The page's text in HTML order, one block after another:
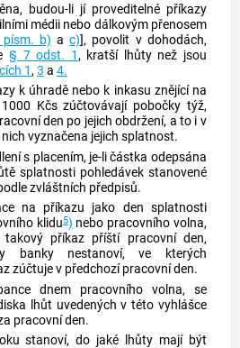
budou-li jí proveditelné příkazy
médii nebo dálkovým přenosem
b) ac)], povolit v dohodách,
§ 7 odst. 1, kratší lhůty než jsou
1,3 a 4.
k úhradě nebo k inkasu znějící na
Kčs zúčtovávají pobočky týž,
den po jejich obdržení, a to i v
vyznačena jejich splatnost.
s placením, je-li částka odepsána
splatnosti pohledávek stanovené
zvláštních předpisů.
na příkazu jako den splatnosti
klidu5) nebo pracovního volna,
takový příkaz příští pracovní den,
banky nestanoví, ve kterých
zúčtuje v předchozí pracovní den.
dnem pracovního volna, se
lhůt uvedených v této vyhlášce
pracovní den.
stanoví, do jaké lhůty mají být